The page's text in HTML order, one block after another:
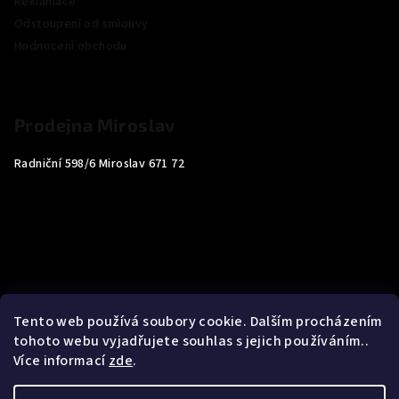
Tento web používá soubory cookie. Dalším procházením
tohoto webu vyjadřujete souhlas s jejich používáním..
Více informacízde.
Radniční 598/6 Miroslav 671 72